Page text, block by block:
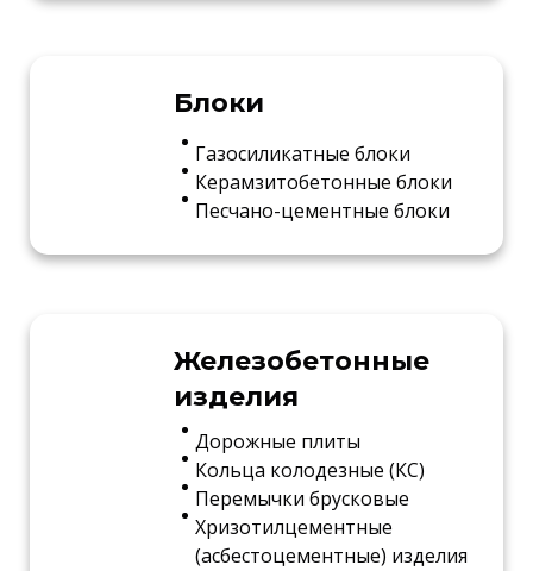
Блоки
Газосиликатные блоки
Керамзитобетонные блоки
Песчано-цементные блоки
Железобетонные
изделия
Дорожные плиты
Кольца колодезные (КС)
Перемычки брусковые
Хризотилцементные
(асбестоцементные) изделия